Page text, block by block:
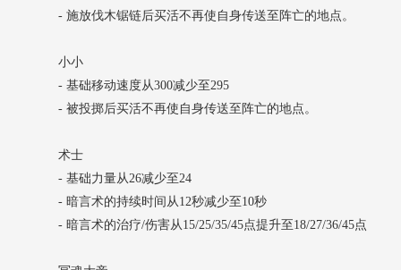
- 施放伐木锯链后买活不再使自身传送至阵亡的地点。
小小
- 基础移动速度从300减少至295
- 被投掷后买活不再使自身传送至阵亡的地点。
术士
- 基础力量从26减少至24
- 暗言术的持续时间从12秒减少至10秒
- 暗言术的治疗/伤害从15/25/35/45点提升至18/27/36/45点